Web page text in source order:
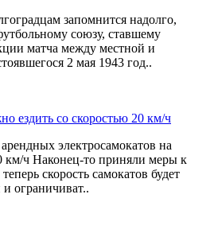
запомнится надолго,
союзу, ставшему
матча между местной и
2 мая 1943 год..
ездить со скоростью 20 км/ч
электросамокатов на
км/ч Наконец-то приняли меры к
скорость самокатов будет
ограничиват..